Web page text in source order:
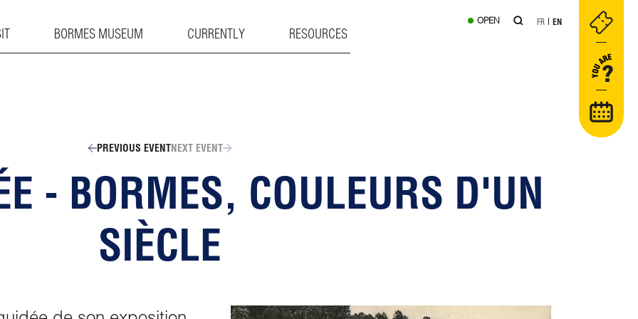
BORMES MUSEUM CURRENTLY RESOURCES
OPEN FR EN
PREVIOUS EVENTNEXT EVENT
- BORMES, COULEURS D'UN
SIÈCLE